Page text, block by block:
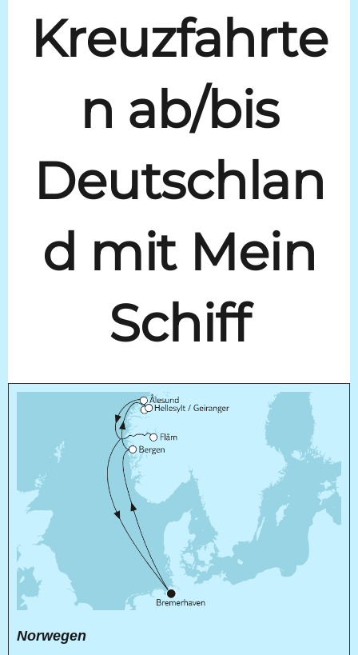
Kreuzfahrte
n ab/bis
Deutschlan
d mit Mein
Schiff
Norwegen